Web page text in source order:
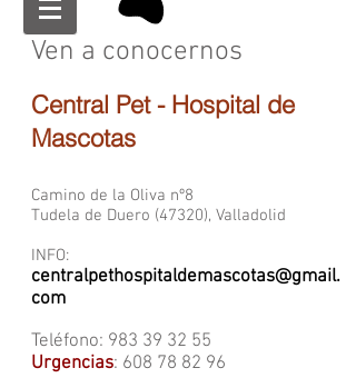
Ven a conocernos
Central Pet - Hospital de
Mascotas
Camino de la Oliva nº8
Tudela de Duero (47320), Valladolid
INFO:
centralpethospitaldemascotas@gmail.
com
Teléfono: 983 39 32 55
Urgencias: 608 78 82 96